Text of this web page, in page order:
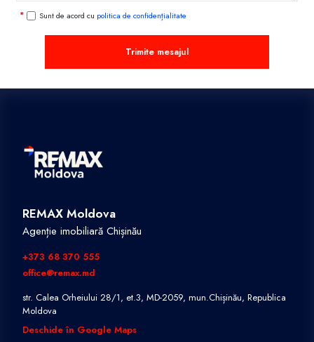
Sunt de acord cu politica de confidențialitate
Trimite mesajul
REMAX Moldova
Agenție imobiliară Chișinău
+373 68 370 555
office@remax.md
str. Calea Orheiului 28/1, et.3, MD-2059, mun.Chișinău, Republica
Moldova
Deschide în Google Maps